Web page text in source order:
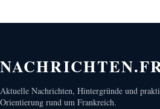
Aktuelle Nachrichten, Hintergründe und
Orientierung rund um Frankreich.